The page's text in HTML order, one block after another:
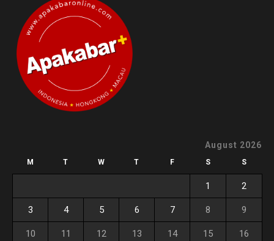
August 2026
M T W T F S S
1 2
3 4 5 6 7 8 9
10 11 12 13 14 15 16